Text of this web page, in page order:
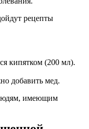
рецепты
кипятком (200 мл).
добавить мед.
людям, имеющим